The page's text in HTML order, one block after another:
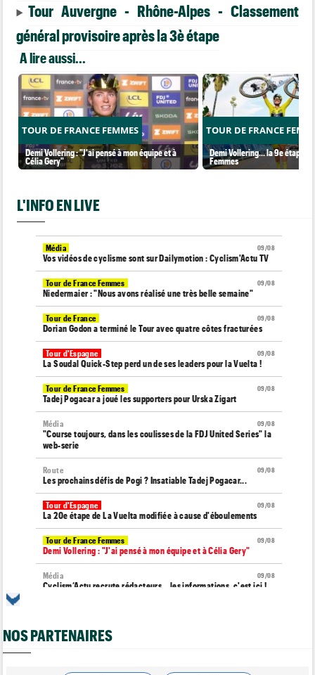
Tour Auvergne - Rhône-Alpes - Classement
général provisoire après la 3è étape
A lire aussi...
TOUR DE FRANCE FEMMES
Demi Vollering : "J'ai pensé à mon équipe et à
Célia Gery"
TOUR DE FRANCE
Demi Vollering... la 9e étape et
Femmes
L'INFO EN LIVE
09/08
Média
Vos vidéos de cyclisme sont sur Dailymotion : Cyclism'Actu TV
09/08
Tour de France Femmes
Niedermaier : "Nous avons réalisé une très belle semaine"
09/08
Tour de France
Dorian Godon a terminé le Tour avec quatre côtes fracturées
09/08
Tour d'Espagne
La Soudal Quick-Step perd un de ses leaders pour la Vuelta !
09/08
Tour de France Femmes
Tadej Pogacar a joué les supporters pour Urska Zigart
09/08
Média
"Course toujours, dans les coulisses de la FDJ United Series" la
web-serie
09/08
Route
Les prochains défis de Pogi ? Insatiable Tadej Pogacar...
09/08
Tour d'Espagne
La 20e étape de La Vuelta modifiée à cause d'éboulements
09/08
Tour de France Femmes
Demi Vollering : "J'ai pensé à mon équipe et à Célia Gery"
09/08
Média
Cyclism’Actu recrute rédacteurs… les informations, c'est ici !
août prochain
NOS PARTENAIRES